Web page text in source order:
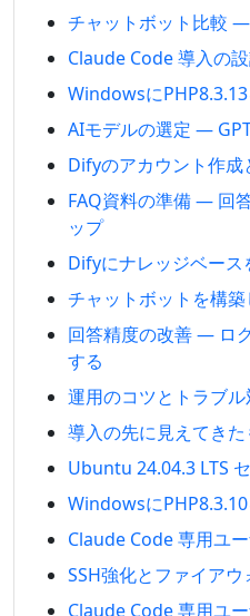
チャットボット比較
Claude Code 導入の
Windowsに
AIモデルの選定 —
Difyのアカウント作
FAQ資料の準備 — 回
ップ
Difyにナレッジベース
チャットボットを構
回答精度の改善 — ロ
する
運用のコツとトラブ
導入の先に見えてき
Ubuntu 24.04.3 LTS
Windowsに
Claude Code 専用ユ
SSH強化とファイアウ
Claude Code 専用ユ